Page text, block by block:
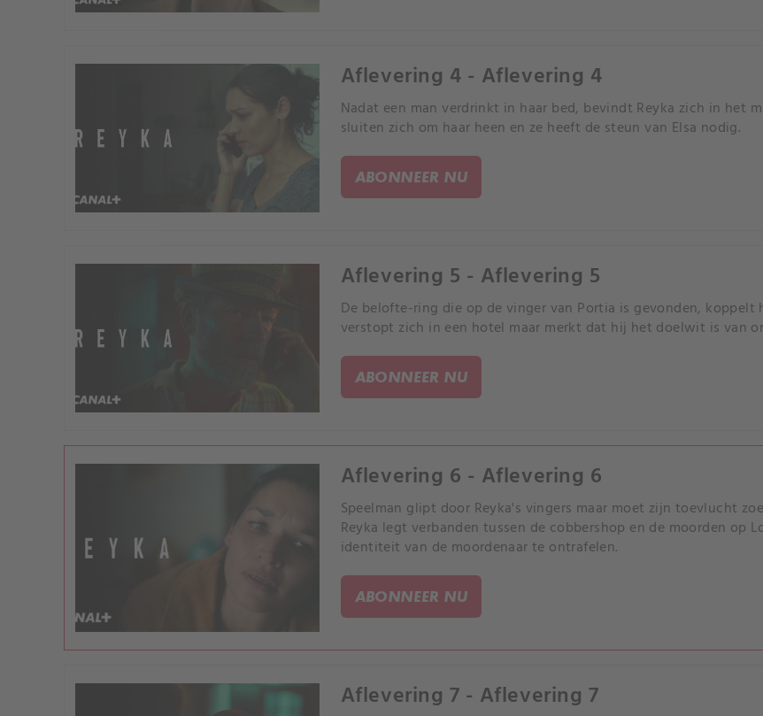
Aflevering 4 - Aflevering 4
Nadat een man verdrinkt in haar bed, bevindt Reyka zich in het
sluiten zich om haar heen en ze heeft de steun van Elsa nodig.
ABONNEER NU
Aflevering 5 - Aflevering 5
De belofte-ring die op de vinger van Portia is gevonden, koppelt
verstopt zich in een hotel maar merkt dat hij het doelwit is van
ABONNEER NU
Aflevering 6 - Aflevering 6
Speelman glipt door Reyka's vingers maar moet zijn toevlucht
Reyka legt verbanden tussen de cobbershop en de moorden op
identiteit van de moordenaar te ontrafelen.
ABONNEER NU
Aflevering 7 - Aflevering 7